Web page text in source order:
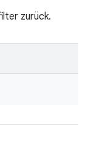
zurück.